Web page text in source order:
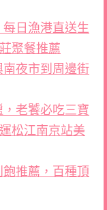
日漁港直送生
聚餐推薦
夜市到周邊街
老饕必吃三寶
松江南京站美
推薦，百種頂